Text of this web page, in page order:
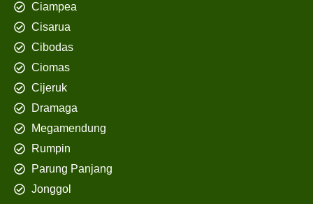
Ciampea
Cisarua
Cibodas
Ciomas
Cijeruk
Dramaga
Megamendung
Rumpin
Parung Panjang
Jonggol